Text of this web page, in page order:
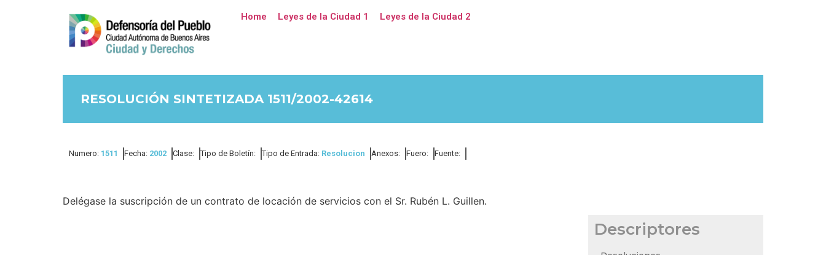
Home Leyes de la Ciudad 1 Leyes de la Ciudad 2
RESOLUCIÓN SINTETIZADA 1511/2002-42614
Numero: 1511 Fecha: 2002 Clase: Tipo de Boletín: Tipo de Entrada: Resolucion Anexos: Fuero: Fuente:
Delégase la suscripción de un contrato de locación de servicios con el Sr. Rubén L. Guillen.
Descriptores